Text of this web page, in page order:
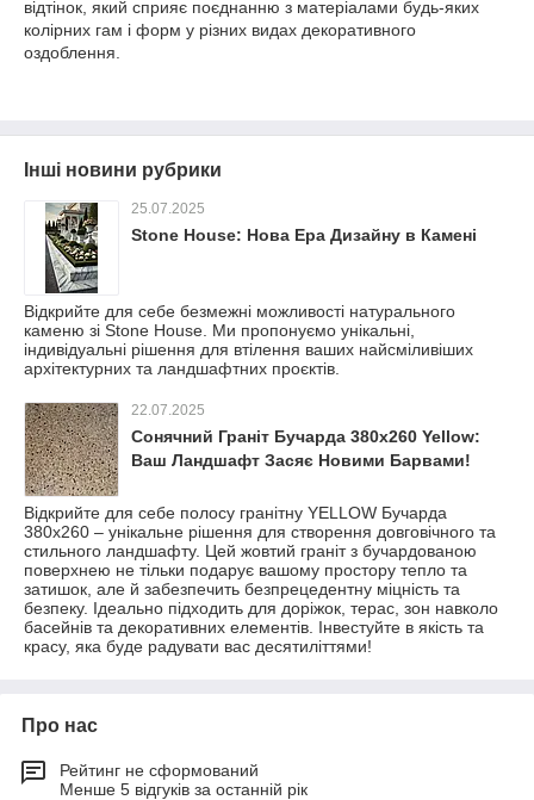
відтінок, який сприяє поєднанню з матеріалами будь-яких
колірних гам і форм у різних видах декоративного
оздоблення.
Інші новини рубрики
25.07.2025
Stone House: Нова Ера Дизайну в Камені
Відкрийте для себе безмежні можливості натурального
каменю зі Stone House. Ми пропонуємо унікальні,
індивідуальні рішення для втілення ваших найсміливіших
архітектурних та ландшафтних проєктів.
22.07.2025
Сонячний Граніт Бучарда 380х260 Yellow:
Ваш Ландшафт Засяє Новими Барвами!
Відкрийте для себе полосу гранітну YELLOW Бучарда
380х260 – унікальне рішення для створення довговічного та
стильного ландшафту. Цей жовтий граніт з бучардованою
поверхнею не тільки подарує вашому простору тепло та
затишок, але й забезпечить безпрецедентну міцність та
безпеку. Ідеально підходить для доріжок, терас, зон навколо
басейнів та декоративних елементів. Інвестуйте в якість та
красу, яка буде радувати вас десятиліттями!
Про нас
Рейтинг не сформований
Менше 5 відгуків за останній рік